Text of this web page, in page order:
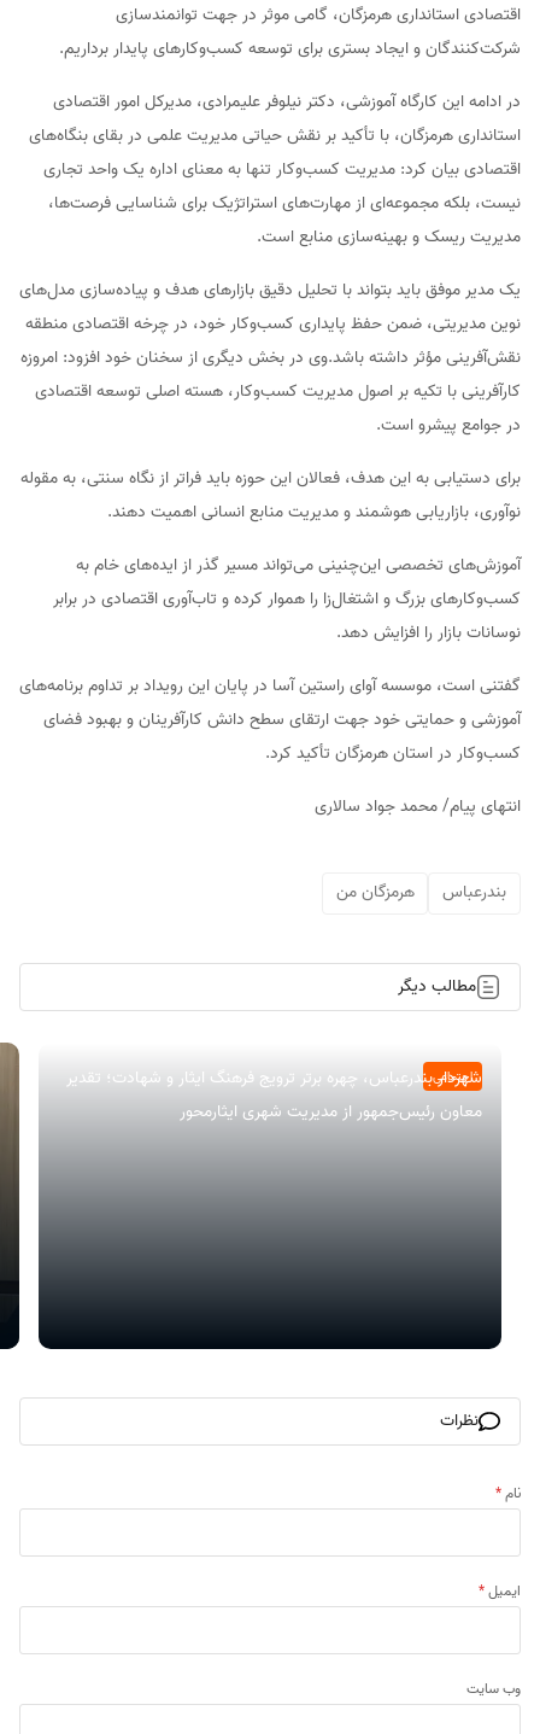
اقتصادی استانداری هرمزگان، گامی موثر در جهت توانمندسازی
شرکت‌کنندگان و ایجاد بستری برای توسعه کسب‌وکارهای پایدار برداریم.
در ادامه این کارگاه آموزشی، دکتر نیلوفر علیمرادی، مدیرکل امور اقتصادی
استانداری هرمزگان، با تأکید بر نقش حیاتی مدیریت علمی در بقای بنگاه‌های
اقتصادی بیان کرد: مدیریت کسب‌وکار تنها به معنای اداره یک واحد تجاری
نیست، بلکه مجموعه‌ای از مهارت‌های استراتژیک برای شناسایی فرصت‌ها،
مدیریت ریسک و بهینه‌سازی منابع است.
یک مدیر موفق باید بتواند با تحلیل دقیق بازارهای هدف و پیاده‌سازی مدل‌های
نوین مدیریتی، ضمن حفظ پایداری کسب‌وکار خود، در چرخه اقتصادی منطقه
نقش‌آفرینی مؤثر داشته باشد.وی در بخش دیگری از سخنان خود افزود: امروزه
کارآفرینی با تکیه بر اصول مدیریت کسب‌وکار، هسته اصلی توسعه اقتصادی
در جوامع پیشرو است.
برای دستیابی به این هدف، فعالان این حوزه باید فراتر از نگاه سنتی، به مقوله
نوآوری، بازاریابی هوشمند و مدیریت منابع انسانی اهمیت دهند.
آموزش‌های تخصصی این‌چنینی می‌تواند مسیر گذر از ایده‌های خام به
کسب‌وکارهای بزرگ و اشتغال‌زا را هموار کرده و تاب‌آوری اقتصادی در برابر
نوسانات بازار را افزایش دهد.
گفتنی است، موسسه آوای راستین آسا در پایان این رویداد بر تداوم برنامه‌های
آموزشی و حمایتی خود جهت ارتقای سطح دانش کارآفرینان و بهبود فضای
کسب‌وکار در استان هرمزگان تأکید کرد.
انتهای پیام/ محمد جواد سالاری
بندرعباس هرمزگان من
مطالب دیگر
اجتماعی
شهردار بندرعباس، چهره برتر ترویج فرهنگ ایثار و شهادت؛ تقدیر
معاون رئیس‌جمهور از مدیریت شهری ایثارمحور
نظرات
نام*
ایمیل*
وب‌ سایت